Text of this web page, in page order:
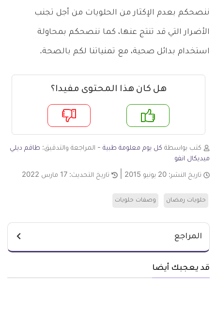
ننصحكم بعدم الإكثار من الحلويات من أجل تجنب
الأضرار التي قد تنتج عنها، كما ننصحكم بمحاولة
استخدام بدائل صحية، مع تمنياتنا لكم بالصحة.
هل كان هذا المحتوى مفيدا؟
لا
كتب بواسطة كل يوم معلومة طبية - المراجعة والتدقيق: طاقم ديلي
ميديكال انفو
تاريخ النشر: 20 يونيو 2015 تاريخ التحديث: 17 مارس 2022
حلويات رمضان وصفات حلويات
المراجع
قد يعجبك أيضا